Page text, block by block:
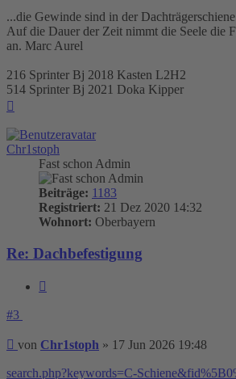
...die Gewinde sind in der
Auf die Dauer der Zeit nimmt die Seele die
an. Marc Aurel
216 Sprinter Bj 2018 Kasten L2H2
514 Sprinter Bj 2021 Doka Kipper
Chr1stoph
Fast schon Admin
Beiträge: 1183
Registriert: 21 Dez 2020 14:32
Wohnort: Oberbayern
Re: Dachbefestigung
#3
Beitrag
von Chr1stoph » 17 Jun 2026 19:48
search.php?keywords=C-